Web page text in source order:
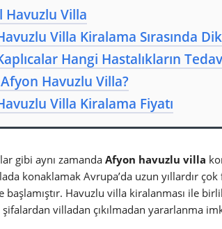
Havuzlu Villa
Villa Kiralama Sırasında
Hangi Hastalıkların
Havuzlu Villa?
Villa Kiralama Fiyatı
gibi aynı zamandaAfyon havuzlu villa
konaklamak Avrupa’da uzun yıllardır
başlamıştır. Havuzlu villa kiralanması ile
şifalardan villadan çıkılmadan yararlanma